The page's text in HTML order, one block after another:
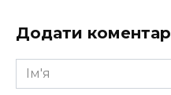
Додати коментар
Ім'я
*